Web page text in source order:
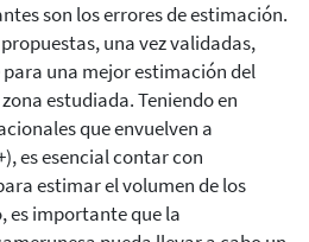
son los errores de estimación.
una vez validadas,
una mejor estimación del
estudiada. Teniendo en
que envuelven a
es esencial contar con
estimar el volumen de los
es importante que la